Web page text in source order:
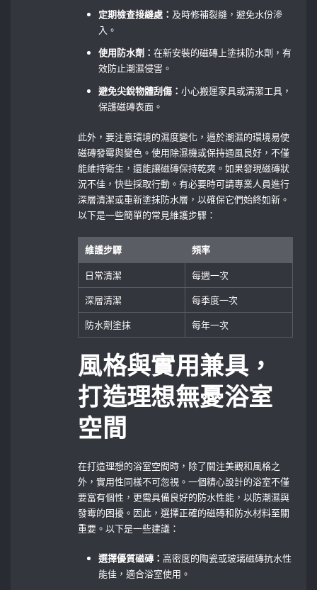
定期檢查接縫處： 及時修補裂縫，避免水份滲
入。
使用防水劑：在新安裝的磁磚上塗抹防水劑，有
效防止潮濕侵害。
避免尖銳物體刮傷：小心搬運家具或清潔工具，
保護磁磚表面。
此外，要注意環境的濕度變化，過於潮濕的環境易使
磁磚發霉與變色。使用除濕機或保持通風良好，不僅
能維持衛生，還能讓磁磚保持乾爽。如果發現磁磚狀
況不佳，快些採取行動。有必要時可請專業人員進行
深層清潔或重新塗抹防水層，以確保它們始終如新。
以下是一些簡單的常見維護步驟：
維護步驟
頻率
日常清潔
每週一次
深層清潔
每季度一次
防水劑塗抹
每年一次
風格與實用兼具，
打造理想無憂浴室
空間
在打造理想的浴室空間時，除了關注美觀和風格之
外，實用性同樣不可忽視。一個精心設計的浴室不僅
要富有個性，更需具備良好的防水性能，以防潮濕與
發霉的困擾。因此，選擇正確的磁磚和防水材料至關
重要。以下是一些建議：
選擇優質磁磚：高密度的陶瓷或玻璃磁磚抗水性
能佳，適合浴室使用。